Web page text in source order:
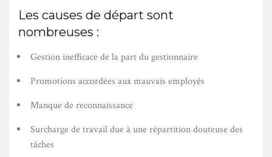
Les causes de départ sont
nombreuses :
Gestion inefficace de la part du gestionnaire
Promotions accordées aux mauvais employés
Manque de reconnaissance
Surcharge de travail due à une répartition douteuse des
tâches